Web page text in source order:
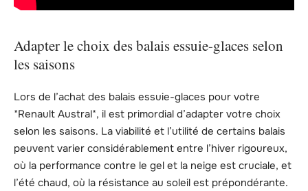
Adapter le choix des balais essuie-glaces selon
les saisons
Lors de l’achat des balais essuie-glaces pour votre
*Renault Austral*, il est primordial d’adapter votre choix
selon les saisons. La viabilité et l’utilité de certains balais
peuvent varier considérablement entre l’hiver rigoureux,
où la performance contre le gel et la neige est cruciale, et
l’été chaud, où la résistance au soleil est prépondérante.